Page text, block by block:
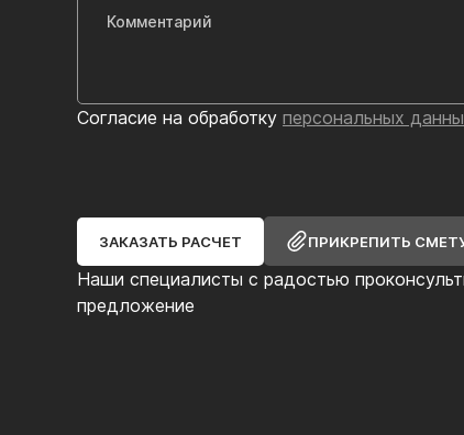
Наши специалисты с радостью
предложение
Согласие на обработку персональных
ЗАКАЗАТЬ РАСЧЕТ ПРИКРЕПИТЬ